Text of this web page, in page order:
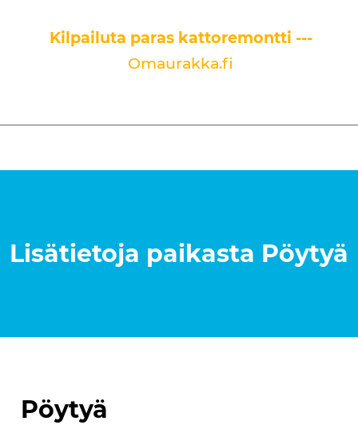
Kilpailuta paras kattoremontti ---
Omaurakka.fi
Lisätietoja paikasta Pöytyä
Pöytyä